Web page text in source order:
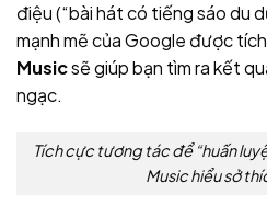
điệu (“bài hát có tiếng sáo du
mạnh mẽ của Google được
Musicsẽ giúp bạn tìm ra kết
ngạc.
Tích cực tương tác để “huấn
Music hiểu sở